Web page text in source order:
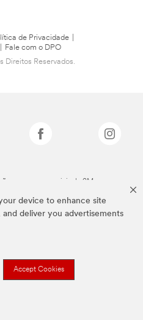
device to enhance site
and deliver you advertisements
Accept Cookies
de Privacidade
Fale com o DPO
Reservados.
marcas comerciais da 3M.